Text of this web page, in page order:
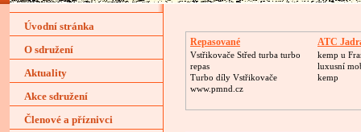
Repasované
Turbodmychadlo
Vstřikovače Střed turba turbo
repas
Turbo díly Vstřikovače
www.pmnd.cz
ATC
kemp u
luxusní
kemp
Úvodní stránka
O sdružení
Aktuality
Akce sdružení
Členové a příznivci